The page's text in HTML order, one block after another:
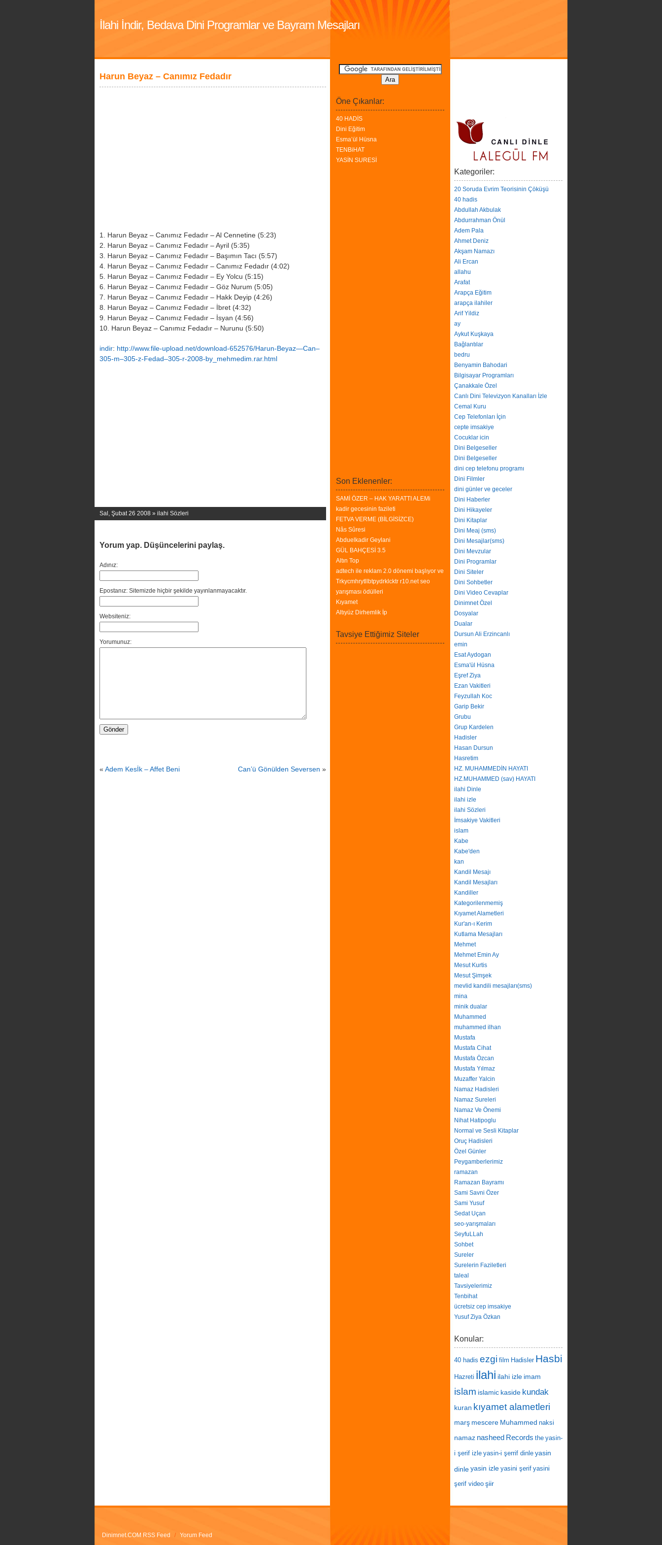
İlahi İndir, Bedava Dini Programlar ve Bayram Mesajları
Harun Beyaz – Canımız Fedadır
1. Harun Beyaz – Canımız Fedadır – Al Cennetine (5:23)
2. Harun Beyaz – Canımız Fedadır – Ayril (5:35)
3. Harun Beyaz – Canımız Fedadır – Başımın Tacı (5:57)
4. Harun Beyaz – Canımız Fedadır – Canımız Fedadır (4:02)
5. Harun Beyaz – Canımız Fedadır – Ey Yolcu (5:15)
6. Harun Beyaz – Canımız Fedadır – Göz Nurum (5:05)
7. Harun Beyaz – Canımız Fedadır – Hakk Deyip (4:26)
8. Harun Beyaz – Canımız Fedadır – İbret (4:32)
9. Harun Beyaz – Canımız Fedadır – İsyan (4:56)
10. Harun Beyaz – Canımız Fedadır – Nurunu (5:50)
indir: http://www.file-upload.net/download-652576/Harun-Beyaz—Can–
305-m–305-z-Fedad–305-r-2008-by_mehmedim.rar.html
Sal, Şubat 26 2008 » ilahi Sözleri
Yorum yap. Düşüncelerini paylaş.
Adınız:
Epostanız: Sitemizde hiçbir şekilde yayınlanmayacaktır.
Websiteniz:
Yorumunuz:
« Adem Kesİk – Affet Beni Can’ü Gönülden Seversen »
Öne Çıkanlar:
40 HADİS
Dini Eğitim
Esma’ül Hüsna
TENBiHAT
YASİN SURESİ
Son Eklenenler:
SAMİ ÖZER – HAK YARATTI ALEMi
kadir gecesinin fazileti
FETVA VERME (BİLGİSİZCE)
Nâs Sûresi
Abduelkadir Geylani
GÜL BAHÇESİ 3.5
Altın Top
adtech ile reklam 2.0 dönemi başlıyor ve
Trkycmhrytllbtpydrklcktr r10.net seo
yarışması ödülleri
Kıyamet
Altıyüz Dirhemlik İp
Tavsiye Ettiğimiz Siteler
Kategoriler:
20 Soruda Evrim Teorisinin Çöküşü
40 hadis
Abdullah Akbulak
Abdurrahman Önül
Adem Pala
Ahmet Deniz
Akşam Namazı
Ali Ercan
allahu
Arafat
Arapça Eğitim
arapça ilahiler
Arif Yildiz
ay
Aykut Kuşkaya
Bağlantılar
bedru
Benyamin Bahodari
Bilgisayar Programları
Çanakkale Özel
Canlı Dini Televizyon Kanalları İzle
Cemal Kuru
Cep Telefonları İçin
cepte imsakiye
Cocuklar icin
Dini Belgeseller
Dini Belgeseller
dini cep telefonu programı
Dini Filmler
dini günler ve geceler
Dini Haberler
Dini Hikayeler
Dini Kitaplar
Dini Meaj (sms)
Dini Mesajlar(sms)
Dini Mevzular
Dini Programlar
Dini Siteler
Dini Sohbetler
Dini Video Cevaplar
Dinimnet Özel
Dosyalar
Dualar
Dursun Ali Erzincanlı
emin
Esat Aydogan
Esma'ül Hüsna
Eşref Ziya
Ezan Vakitleri
Feyzullah Koc
Garip Bekir
Grubu
Grup Kardelen
Hadisler
Hasan Dursun
Hasretim
HZ. MUHAMMEDİN HAYATI
HZ.MUHAMMED (sav) HAYATI
ilahi Dinle
ilahi izle
ilahi Sözleri
İmsakiye Vakitleri
islam
Kabe
Kabe'den
kan
Kandil Mesajı
Kandil Mesajları
Kandiller
Kategorilenmemiş
Kıyamet Alametleri
Kur'an-ı Kerim
Kutlama Mesajları
Mehmet
Mehmet Emin Ay
Mesut Kurtis
Mesut Şimşek
mevlid kandili mesajları(sms)
mina
minik dualar
Muhammed
muhammed ilhan
Mustafa
Mustafa Cihat
Mustafa Özcan
Mustafa Yılmaz
Muzaffer Yalcin
Namaz Hadisleri
Namaz Sureleri
Namaz Ve Önemi
Nihat Hatipoglu
Normal ve Sesli Kitaplar
Oruç Hadisleri
Özel Günler
Peygamberlerimiz
ramazan
Ramazan Bayramı
Sami Savni Özer
Sami Yusuf
Sedat Uçan
seo-yarışmaları
SeyfuLLah
Sohbet
Sureler
Surelerin Faziletleri
taleal
Tavsiyelerimiz
Tenbihat
ücretsiz cep imsakiye
Yusuf Ziya Özkan
Konular:
40 hadis ezgi film Hadisler Hasbi
Hazreti ilahi ilahi izle imam
islam islamic kaside kundak
kuran kıyamet alametleri
marş mescere Muhammed naksi
namaz nasheed Records the yasin-
i şerif izle yasin-i şerrif dinle yasin
dinle yasin izle yasini şerif yasini
şerif video şiir
Dinimnet.COM RSS Feed / Yorum Feed